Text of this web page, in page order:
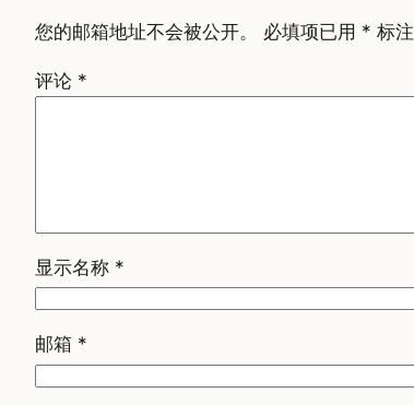
您的邮箱地址不会被公开。 必填项已用 * 标注
评论 *
显示名称 *
邮箱 *